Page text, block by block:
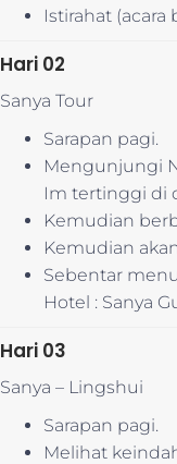
Istirahat (acara
Hari 02
Sanya Tour
Sarapan pagi.
Mengunjungi
Im tertinggi di
Kemudian
Kemudian
Sebentar
Hotel : Sanya
Hari 03
Sanya – Lingshui
Sarapan pagi.
Melihat